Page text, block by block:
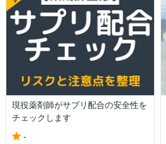
現役薬剤師がサプリ配合の安全性を
チェックします
-